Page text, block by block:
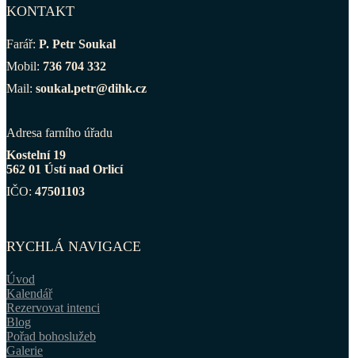
KONTAKT
Farář: P. Petr Soukal
Mobil: 736 704 332
Mail: soukal.petr@dihk.cz
Adresa farního úřadu
Kostelní 19
562 01 Ústí nad Orlicí
IČO: 47501103
RYCHLÁ NAVIGACE
Úvod
Kalendář
Rezervovat intenci
Blog
Pořad bohoslužeb
Galerie